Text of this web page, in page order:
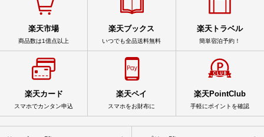
楽天市場
商品数は1億点以上
楽天ブックス
いつでも全品送料無料
楽天トラベル
簡単宿泊予約！
楽天カード
スマホでカンタン申込
楽天ペイ
スマホをお財布に
楽天PointClub
手軽にポイントを確認